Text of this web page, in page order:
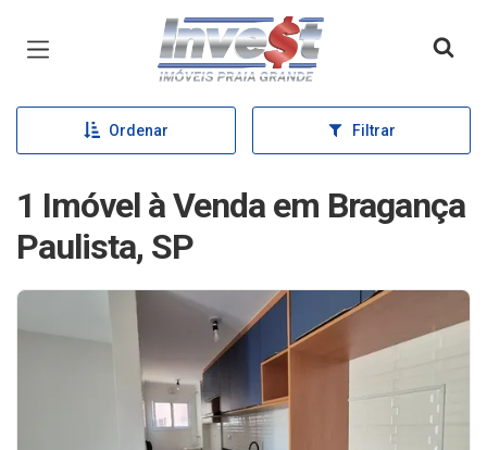
Página inicial
Ordenar Filtrar
1 Imóvel à Venda em Bragança
Paulista, SP